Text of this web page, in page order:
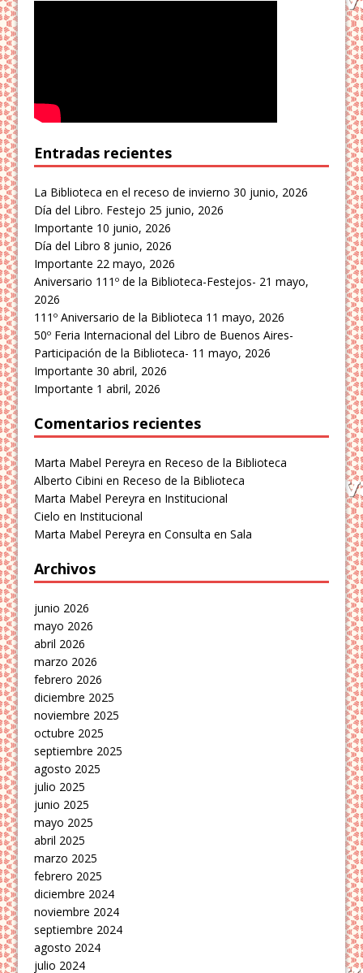
Entradas recientes
La Biblioteca en el receso de invierno 30 junio, 2026
Día del Libro. Festejo 25 junio, 2026
Importante 10 junio, 2026
Día del Libro 8 junio, 2026
Importante 22 mayo, 2026
Aniversario 111º de la Biblioteca-Festejos- 21 mayo,
2026
111º Aniversario de la Biblioteca 11 mayo, 2026
50º Feria Internacional del Libro de Buenos Aires-
Participación de la Biblioteca- 11 mayo, 2026
Importante 30 abril, 2026
Importante 1 abril, 2026
Comentarios recientes
Marta Mabel Pereyra en Receso de la Biblioteca
Alberto Cibini en Receso de la Biblioteca
Marta Mabel Pereyra en Institucional
Cielo en Institucional
Marta Mabel Pereyra enConsulta en Sala
Archivos
junio 2026
mayo 2026
abril 2026
marzo 2026
febrero 2026
diciembre 2025
noviembre 2025
octubre 2025
septiembre 2025
agosto 2025
julio 2025
junio 2025
mayo 2025
abril 2025
marzo 2025
febrero 2025
diciembre 2024
noviembre 2024
septiembre 2024
agosto 2024
julio 2024